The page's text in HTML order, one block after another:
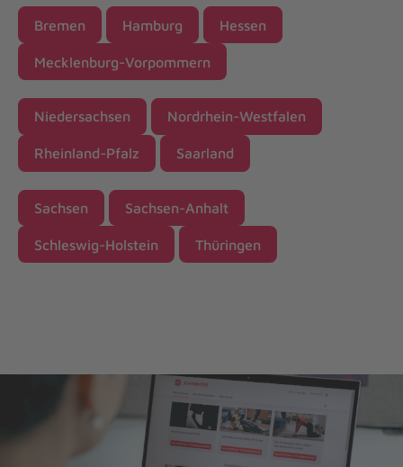
Bremen Hamburg Hessen
Mecklenburg-Vorpommern
Niedersachsen Nordrhein-Westfalen
Rheinland-Pfalz Saarland
Sachsen Sachsen-Anhalt
Schleswig-Holstein Thüringen